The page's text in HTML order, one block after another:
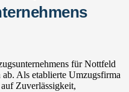
für Nottfeld
Als etablierte Umzugsfirma
Zuverlässigkeit,